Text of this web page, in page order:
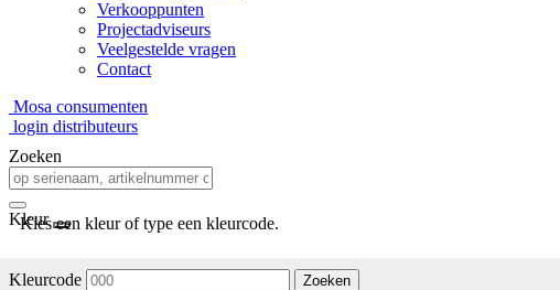
Verkooppunten
Projectadviseurs
Veelgestelde vragen
Contact
Mosa consumenten
login distributeurs
Zoeken
Kleur
Kies een kleur of type een kleurcode.
Kleurcode Zoeken